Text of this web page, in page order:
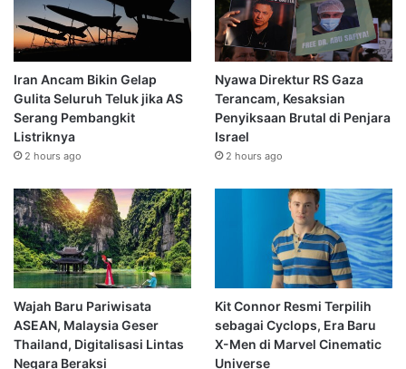
Iran Ancam Bikin Gelap
Gulita Seluruh Teluk jika AS
Serang Pembangkit
Listriknya
2 hours ago
Nyawa Direktur RS Gaza
Terancam, Kesaksian
Penyiksaan Brutal di Penjara
Israel
2 hours ago
Wajah Baru Pariwisata
ASEAN, Malaysia Geser
Thailand, Digitalisasi Lintas
Negara Beraksi
Kit Connor Resmi Terpilih
sebagai Cyclops, Era Baru
X-Men di Marvel Cinematic
Universe